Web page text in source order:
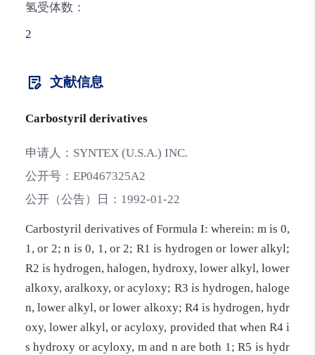
氢受体数：
2
文献信息
Carbostyril derivatives
申请人： SYNTEX (U.S.A.) INC.
公开号： EP0467325A2
公开（公告）日： 1992-01-22
Carbostyril derivatives of Formula I: wherein: m is 0,
1, or 2; n is 0, 1, or 2; R1 is hydrogen or lower alkyl;
R2 is hydrogen, halogen, hydroxy, lower alkyl, lower
alkoxy, aralkoxy, or acyloxy; R3 is hydrogen, haloge
n, lower alkyl, or lower alkoxy; R4 is hydrogen, hydr
oxy, lower alkyl, or acyloxy, provided that when R4 i
s hydroxy or acyloxy, m and n are both 1; R5 is hydr